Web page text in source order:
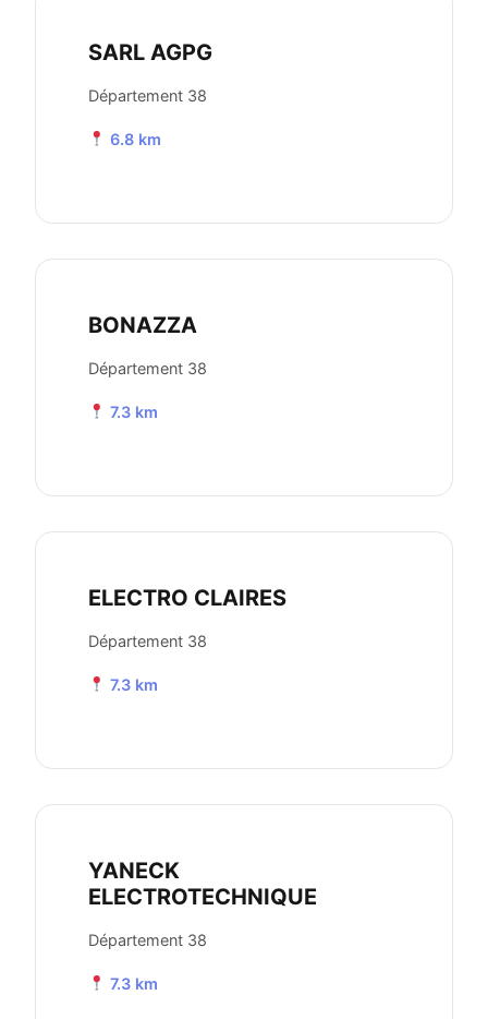
SARL AGPG
Département 38
6.8 km
BONAZZA
Département 38
7.3 km
ELECTRO CLAIRES
Département 38
7.3 km
YANECK
ELECTROTECHNIQUE
Département 38
7.3 km